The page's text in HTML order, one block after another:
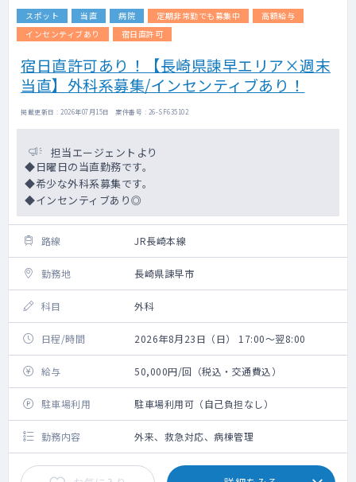
スポット 当直 病院 定期非常勤でも募集中
高額給与
インセンティブあり
宿日直許可
宿日直許可あり！【長崎県諫早エリア×週末
当直】外科系募集/インセンティブあり！
掲載更新日 : 2026年07月15日 案件番号 : 26-SF635102
担当エージェントより
◆日曜日の当直勤務です。
◆希少な外科系募集です。
◆インセンティブあり◎
路線 JR長崎本線
勤務地 長崎県諫早市
科目 外科
日程/時間 2026年8月23日（日） 17:00～翌8:00
給与 50,000円/回（税込・交通費込）
駐車場利用 駐車場利用可（自己負担なし）
勤務内容 外来、救急対応、病棟管理